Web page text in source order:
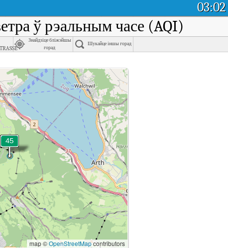
03:02
ў рэальным часе (AQI)
Знайдзіце бліжэйшы
горад
Шукайце іншы горад
map ©OpenStreetMapcontributors